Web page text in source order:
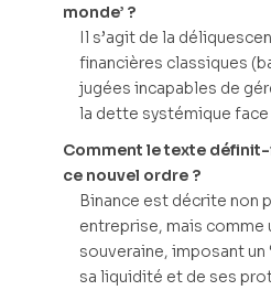
monde’ ?
Il s’agit de la
financières classiques
jugées incapables de
la dette systémique face
Comment le texte
ce nouvel ordre ?
Binance est décrite non
entreprise, mais comme
souveraine, imposant un
sa liquidité et de ses